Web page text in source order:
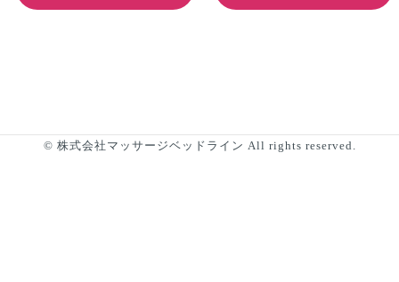
© 株式会社マッサージベッドライン All rights reserved.